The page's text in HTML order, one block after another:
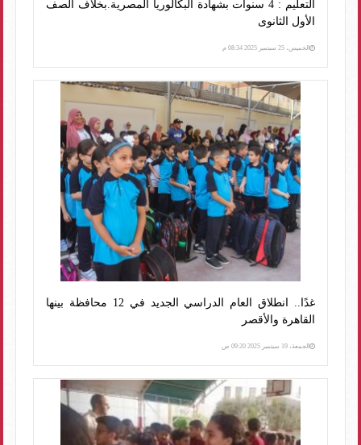
التعليم : 4 سنوات بشهادة البكالوريا المصرية.بخلاف الصف
الأول الثانوى
الخميس، 25 سبتمبر 2025 08:34 م
غدًا.. انطلاق العام الدراسي الجديد في 12 محافظة بينها
القاهرة والأقصر
الجمعة، 19 سبتمبر 2025 09:20 ص